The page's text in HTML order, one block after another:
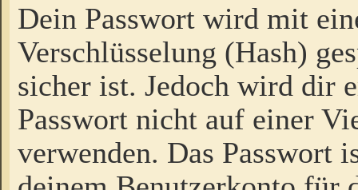
Dein Passwort wird mit
Verschlüsselung (Hash)
sicher ist. Jedoch wird dir
Passwort nicht auf einer
verwenden. Das Passwort